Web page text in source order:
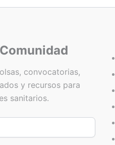
convocatorias,
y recursos para
sanitarios.